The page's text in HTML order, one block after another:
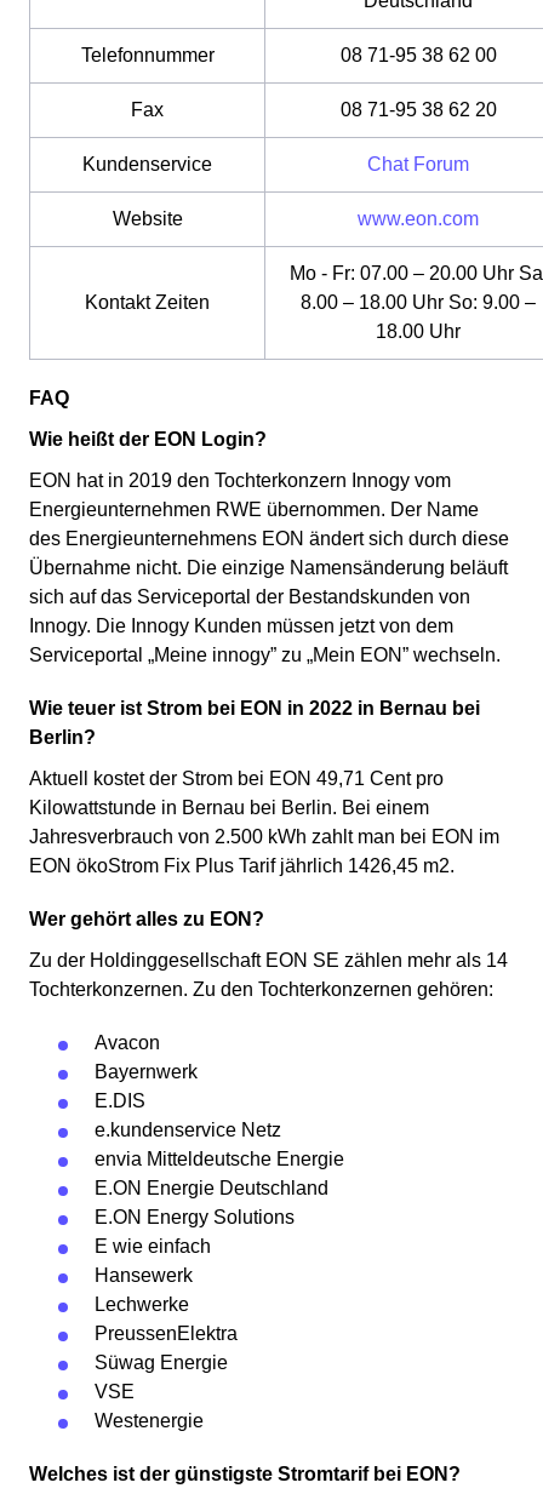
Telefonnummer 08 71-95 38 62 00
Fax 08 71-95 38 62 20
Kundenservice Chat Forum
Website www.eon.com
Kontakt Zeiten
Mo - Fr: 07.00 – 20.00 Uhr
8.00 – 18.00 Uhr So: 9.00 –
18.00 Uhr
FAQ
Wie heißt der EON Login?
EON hat in 2019 den Tochterkonzern Innogy vom
Energieunternehmen RWE übernommen. Der Name
des Energieunternehmens EON ändert sich durch diese
Übernahme nicht. Die einzige Namensänderung beläuft
sich auf das Serviceportal der Bestandskunden von
Innogy. Die Innogy Kunden müssen jetzt von dem
Serviceportal „Meine innogy” zu „Mein EON” wechseln.
Wie teuer ist Strom bei EON in 2022 in Bernau bei
Berlin?
Aktuell kostet der Strom bei EON 49,71 Cent pro
Kilowattstunde in Bernau bei Berlin. Bei einem
Jahresverbrauch von 2.500 kWh zahlt man bei EON im
EON ökoStrom Fix Plus Tarif jährlich 1426,45 m2.
Wer gehört alles zu EON?
Zu der Holdinggesellschaft EON SE zählen mehr als 14
Tochterkonzernen. Zu den Tochterkonzernen gehören:
Avacon
Bayernwerk
E.DIS
e.kundenservice Netz
envia Mitteldeutsche Energie
E.ON Energie Deutschland
E.ON Energy Solutions
E wie einfach
Hansewerk
Lechwerke
PreussenElektra
Süwag Energie
VSE
Westenergie
Welches ist der günstigste Stromtarif bei EON?